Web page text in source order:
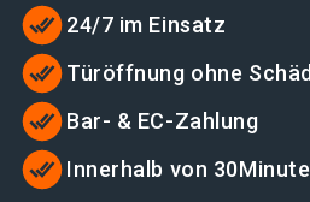
24/7 im Einsatz
Türöffnung ohne
Bar- & EC-Zahlung
Innerhalb von